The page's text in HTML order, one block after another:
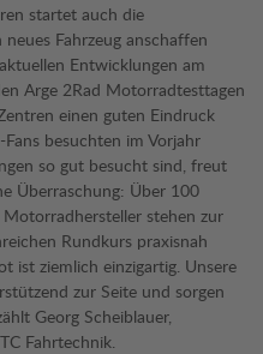
startet auch die
Fahrzeug anschaffen
Entwicklungen am
Arge 2Rad Motorradtesttagen
einen guten Eindruck
besuchten im Vorjahr
so gut besucht sind, freut
Überraschung: Über 100
stehen zur
Rundkurs praxisnah
ist ziemlich einzigartig. Unsere
zur Seite und sorgen
Georg Scheiblauer,
Fahrtechnik.